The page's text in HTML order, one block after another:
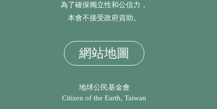
為了確保獨立性和公信力，
本會不接受政府資助。
網站地圖
地球公民基金會
Citizen of the Earth, Taiwan